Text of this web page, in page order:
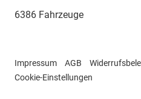
6386 Fahrzeuge
Impressum AGB
Cookie-Einstellungen